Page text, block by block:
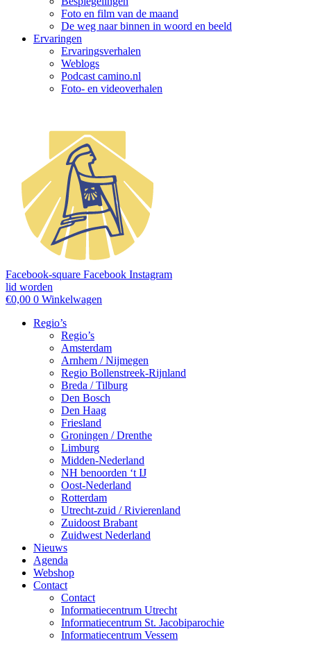
Foto en film van de maand
De weg naar binnen in woord en beeld
Ervaringen
Ervaringsverhalen
Weblogs
Podcast camino.nl
Foto- en videoverhalen
Facebook-square Facebook Instagram
lid worden
€0,00 0 Winkelwagen
Regio’s
Regio’s
Amsterdam
Arnhem / Nijmegen
Regio Bollenstreek-Rijnland
Breda / Tilburg
Den Bosch
Den Haag
Friesland
Groningen / Drenthe
Limburg
Midden-Nederland
NH benoorden ‘t IJ
Oost-Nederland
Rotterdam
Utrecht-zuid / Rivierenland
Zuidoost Brabant
Zuidwest Nederland
Nieuws
Agenda
Webshop
Contact
Contact
Informatiecentrum Utrecht
Informatiecentrum St. Jacobiparochie
Informatiecentrum Vessem